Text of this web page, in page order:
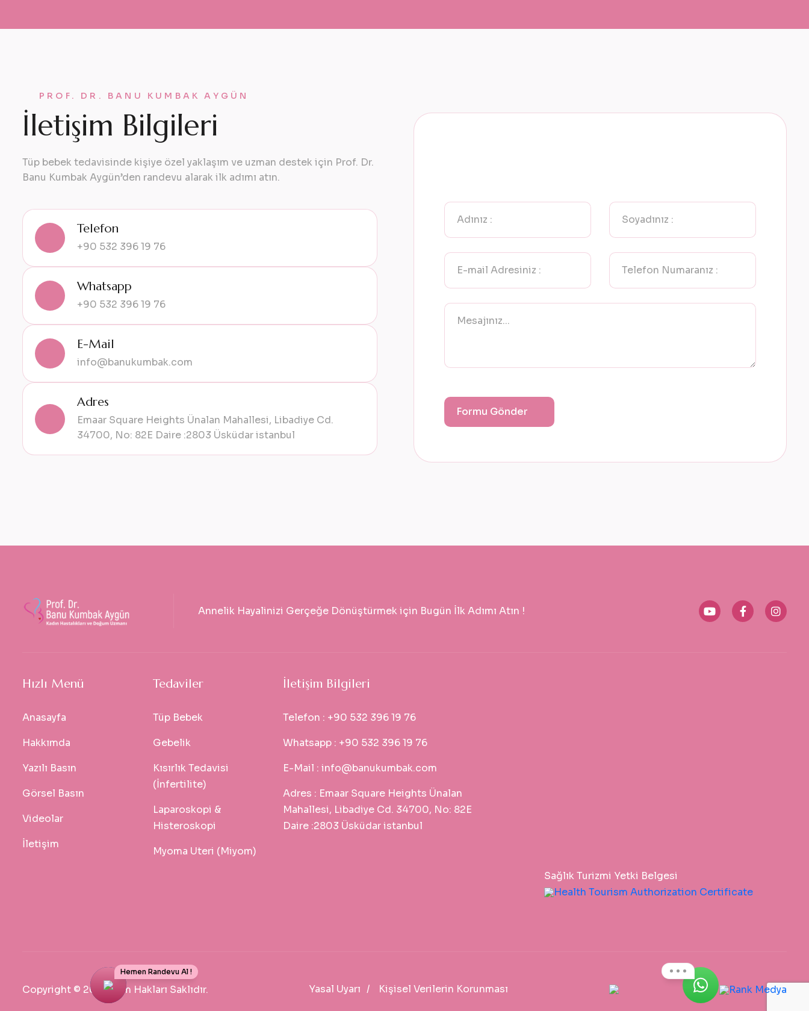
PROF. DR. BANU KUMBAK AYGÜN
İletişim Bilgileri
Tüp bebek tedavisinde kişiye özel yaklaşım ve uzman destek için Prof. Dr.
Banu Kumbak Aygün’den randevu alarak ilk adımı atın.
Telefon
+90 532 396 19 76
Whatsapp
+90 532 396 19 76
E-Mail
info@banukumbak.com
Adres
Emaar Square Heights Ünalan Mahallesi, Libadiye Cd.
34700, No: 82E Daire :2803 Üsküdar istanbul
Annelik Hayalinizi Gerçeğe Dönüştürmek için Bugün İlk Adımı Atın !
Hızlı Menü
Anasayfa
Hakkımda
Yazılı Basın
Görsel Basın
Videolar
İletişim
Tedaviler
Tüp Bebek
Gebelik
Kısırlık Tedavisi
(İnfertilite)
Laparoskopi &
Histeroskopi
Myoma Uteri (Miyom)
İletişim Bilgileri
Telefon : +90 532 396 19 76
Whatsapp : +90 532 396 19 76
E-Mail :info@banukumbak.com
Adres : Emaar Square Heights Ünalan
Mahallesi, Libadiye Cd. 34700, No: 82E
Daire :2803 Üsküdar istanbul
Sağlık Turizmi Yetki Belgesi
Copyright © 2026 Tüm Hakları Saklıdır. Yasal Uyarı Kişisel Verilerin Korunması
Hemen Randevu Al !